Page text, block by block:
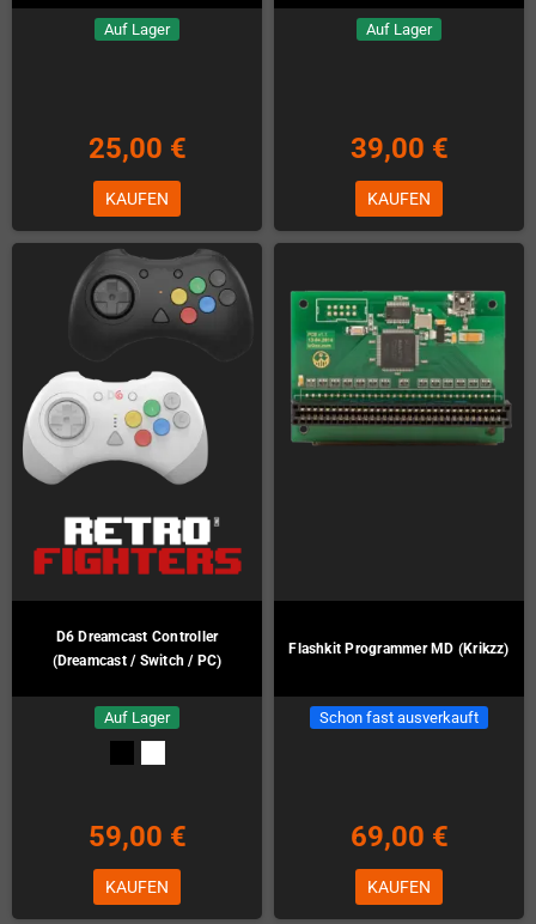
Auf Lager
25,00 €
KAUFEN
Auf Lager
39,00 €
KAUFEN
D6 Dreamcast Controller
(Dreamcast / Switch / PC)
Auf Lager
59,00 €
KAUFEN
Flashkit Programmer MD (Krikzz)
Schon fast ausverkauft
69,00 €
KAUFEN